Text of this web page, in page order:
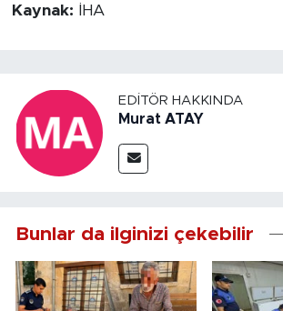
Kaynak: İHA
EDITÖR HAKKINDA
Murat ATAY
Bunlar da ilginizi çekebilir